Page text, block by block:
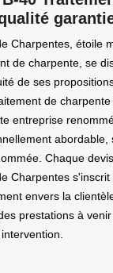
Charpentes, étoile
de charpente, se
de ses
de
entreprise
abordable,
Chaque
Charpentes
envers la
prestations à